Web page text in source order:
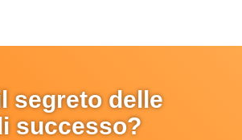
segreto delle
successo?